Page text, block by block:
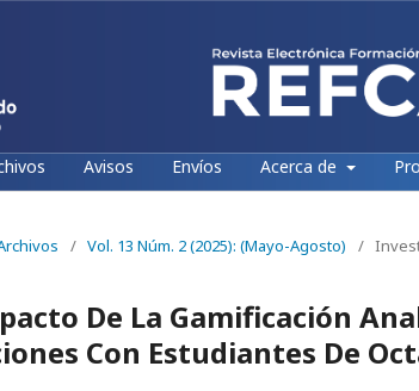
Avisos Envíos Acerca de
/ Vol. 13 Núm. 2 (2025): (Mayo-Agosto) /
De La Gamificación
Con Estudiantes De